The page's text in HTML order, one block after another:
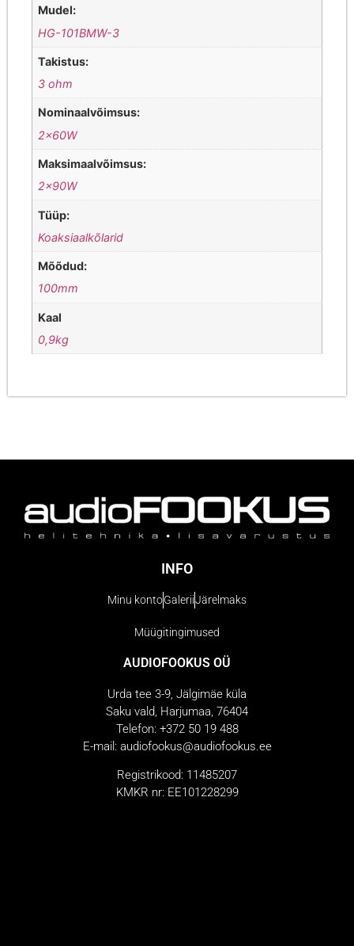
Mudel:
HG-101BMW-3
Takistus:
3 ohm
Nominaalvõimsus:
2x60W
Maksimaalvõimsus:
2x90W
Tüüp:
Koaksiaalkõlarid
Mõõdud:
100mm
Kaal
0,9kg
INFO
Minu kontoGaleriiJärelmaks
Müügitingimused
AUDIOFOOKUS OÜ
Urda tee 3-9, Jälgimäe küla
Saku vald, Harjumaa, 76404
Telefon: +372 50 19 488
E-mail: audiofookus@audiofookus.ee
Registrikood: 11485207
KMKR nr: EE101228299